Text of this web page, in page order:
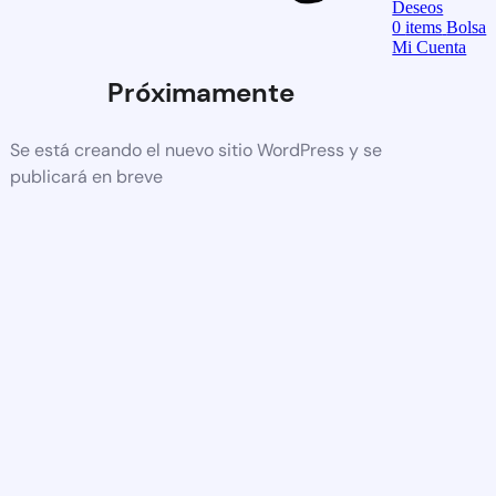
Próximamente
Se está creando el nuevo sitio WordPress y se
publicará en breve
Deseos
0items Bolsa
Mi Cuenta